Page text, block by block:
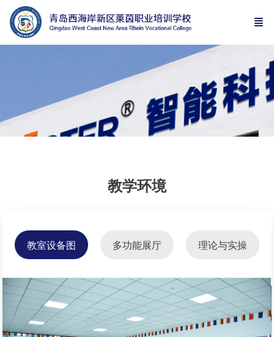
教学环境
教室设备图 多功能展厅 理论与实操